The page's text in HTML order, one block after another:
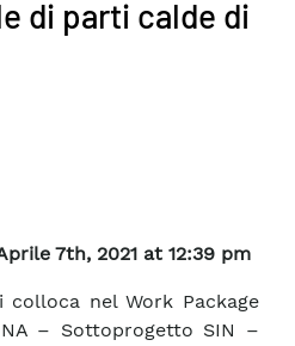
di parti calde di
7th, 2021 at 12:39 pm
colloca nel Work Package
– Sottoprogetto SIN –